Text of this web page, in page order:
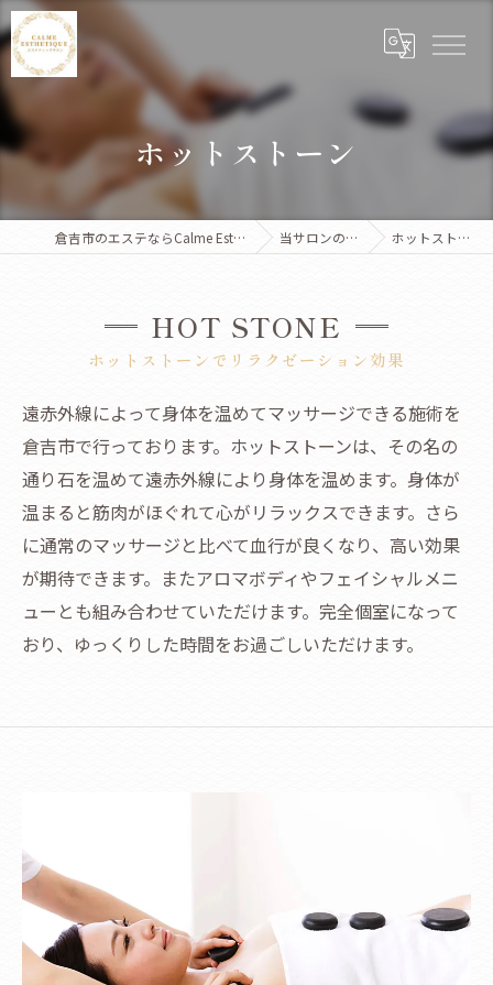
ホットストーン
倉吉市のエステならCalme Esthetique 当サロンの特徴 ホットストーン
ホットストーンでリラクゼーション効果
HOT STONE
遠赤外線によって身体を温めてマッサージできる施術を
倉吉市で行っております。ホットストーンは、その名の
通り石を温めて遠赤外線により身体を温めます。身体が
温まると筋肉がほぐれて心がリラックスできます。さら
に通常のマッサージと比べて血行が良くなり、高い効果
が期待できます。またアロマボディやフェイシャルメニ
ューとも組み合わせていただけます。完全個室になって
おり、ゆっくりした時間をお過ごしいただけます。